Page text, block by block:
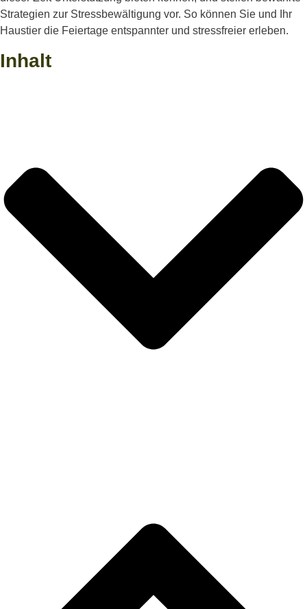
Strategien zur Stressbewältigung vor. So können Sie und Ihr
Haustier die Feiertage entspannter und stressfreier erleben.
Inhalt